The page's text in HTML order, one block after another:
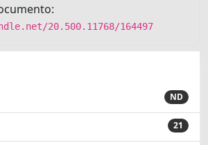
20.500.11768/164497
ND
21